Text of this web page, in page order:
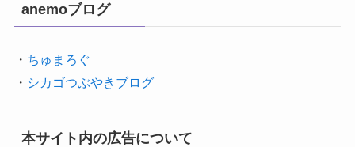
anemoブログ
・ ちゅまろぐ
・ シカゴつぶやきブログ
本サイト内の広告について